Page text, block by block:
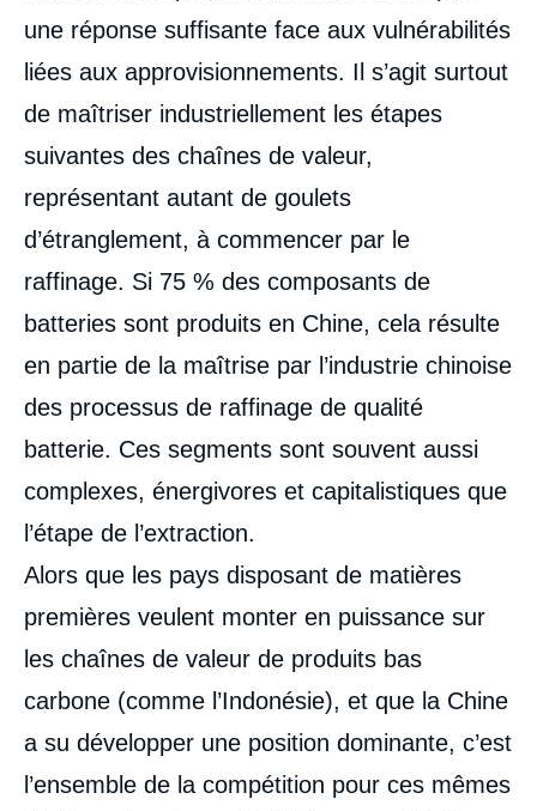
une réponse suffisante face aux vulnérabilités
liées aux approvisionnements. Il s’agit surtout
de maîtriser industriellement les étapes
suivantes des chaînes de valeur,
représentant autant de goulets
d’étranglement, à commencer par le
raffinage. Si 75 % des composants de
batteries sont produits en Chine, cela résulte
en partie de la maîtrise par l’industrie chinoise
des processus de raffinage de qualité
batterie. Ces segments sont souvent aussi
complexes, énergivores et capitalistiques que
l’étape de l’extraction.
Alors que les pays disposant de matières
premières veulent monter en puissance sur
les chaînes de valeur de produits bas
carbone (comme l’Indonésie), et que la Chine
a su développer une position dominante, c’est
l’ensemble de la compétition pour ces mêmes
Image
couverture
la
publication
Raphaël DANINO-PERRAUD, «
Géoéconomie des chaînes de valeur : les
matières premières minérales de la filière
Copier